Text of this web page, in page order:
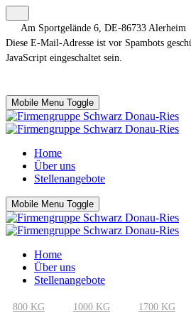
Am Sportgelände 6, DE-86733 Alerheim
Diese E-Mail-Adresse ist vor Spambots
JavaScript eingeschaltet sein.
Mobile Menu Toggle
Home
Über uns
Stellenangebote
Mobile Menu Toggle
Home
Über uns
Stellenangebote
800 KG 1000 KG 1700 KG